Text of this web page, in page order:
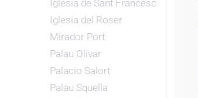
Iglesia de Sant Francesc
Iglesia del Roser
Mirador Port
Palau Olivar
Palacio Salort
Palau Squella